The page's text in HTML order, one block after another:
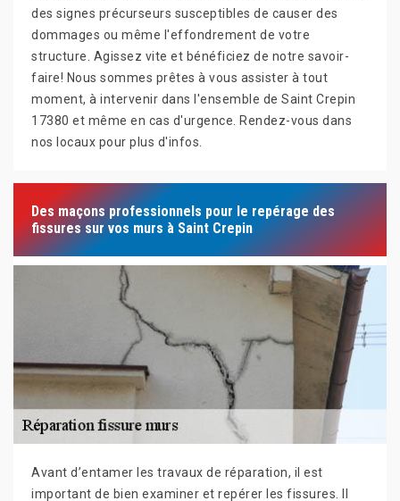
des signes précurseurs susceptibles de causer des
dommages ou même l'effondrement de votre
structure. Agissez vite et bénéficiez de notre savoir-
faire! Nous sommes prêtes à vous assister à tout
moment, à intervenir dans l'ensemble de Saint Crepin
17380 et même en cas d'urgence. Rendez-vous dans
nos locaux pour plus d'infos.
Des maçons professionnels pour le repérage des
fissures sur vos murs à Saint Crepin
Avant d’entamer les travaux de réparation, il est
important de bien examiner et repérer les fissures. Il